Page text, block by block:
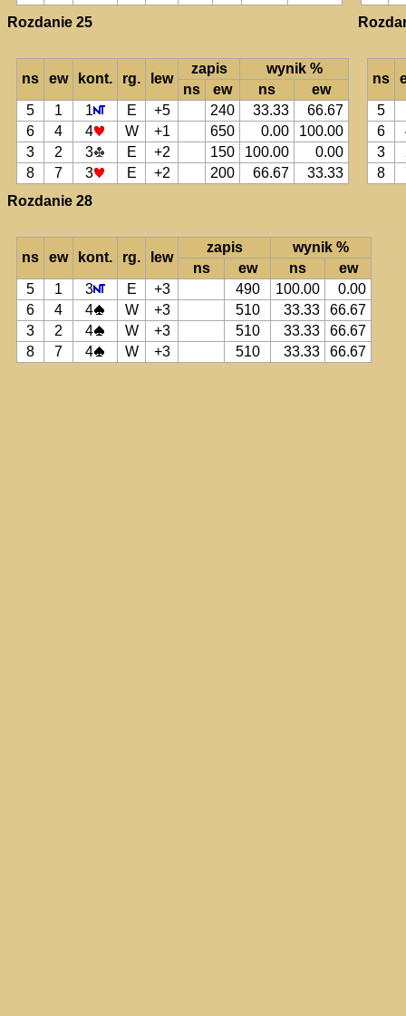
Rozdanie 25
ns ew kont. rg. lew
zapis
wynik %
ns
ew ns
ew
5
1 1 E +5 240 33.33
66.67
6
4 4 W +1 650 0.00
100.00
3
2 3 E +2 150 100.00
0.00
8
7 3 E +2 200 66.67 33.33
ns
5
6
3
8
Rozdanie 28
ns ew kont. rg. lew
zapis
wynik %
ns
ew ns
ew
5
1 3 E +3 490 100.00
0.00
6
4 4 W +3 510 33.33
66.67
3
2 4 W +3 510 33.33
66.67
8
7 4 W +3 510 33.33 66.67